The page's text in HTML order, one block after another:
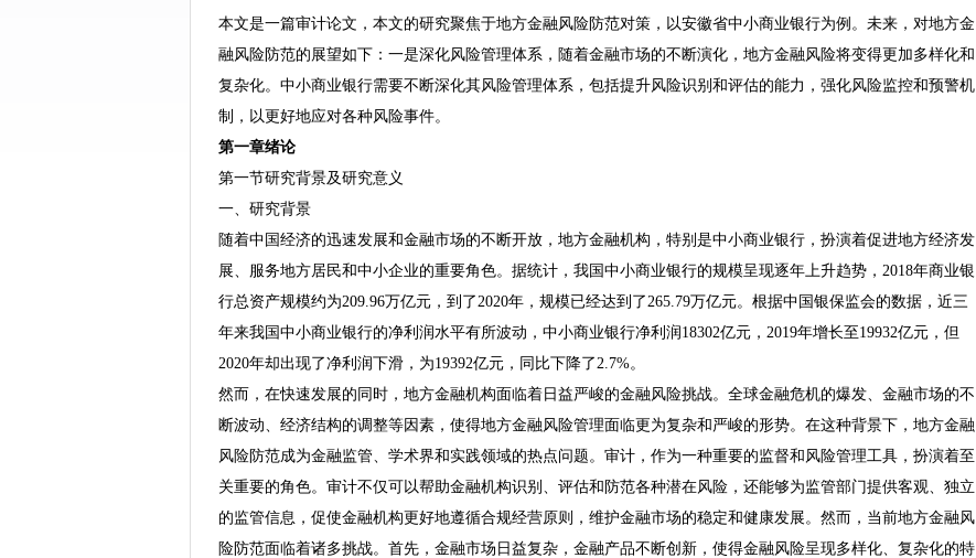
本文是一篇审计论文，本文的研究聚焦于地方金融风险防范对策，以安徽省中小商业银行为例。未来，对地方金
融风险防范的展望如下：一是深化风险管理体系，随着金融市场的不断演化，地方金融风险将变得更加多样化和
复杂化。中小商业银行需要不断深化其风险管理体系，包括提升风险识别和评估的能力，强化风险监控和预警机
制，以更好地应对各种风险事件。
第一章绪论
第一节研究背景及研究意义
一、研究背景
随着中国经济的迅速发展和金融市场的不断开放，地方金融机构，特别是中小商业银行，扮演着促进地方经济发
展、服务地方居民和中小企业的重要角色。据统计，我国中小商业银行的规模呈现逐年上升趋势，2018年商业银
行总资产规模约为209.96万亿元，到了2020年，规模已经达到了265.79万亿元。根据中国银保监会的数据，近三
年来我国中小商业银行的净利润水平有所波动，中小商业银行净利润18302亿元，2019年增长至19932亿元，但
2020年却出现了净利润下滑，为19392亿元，同比下降了2.7%。
然而，在快速发展的同时，地方金融机构面临着日益严峻的金融风险挑战。全球金融危机的爆发、金融市场的不
断波动、经济结构的调整等因素，使得地方金融风险管理面临更为复杂和严峻的形势。在这种背景下，地方金融
风险防范成为金融监管、学术界和实践领域的热点问题。审计，作为一种重要的监督和风险管理工具，扮演着至
关重要的角色。审计不仅可以帮助金融机构识别、评估和防范各种潜在风险，还能够为监管部门提供客观、独立
的监管信息，促使金融机构更好地遵循合规经营原则，维护金融市场的稳定和健康发展。然而，当前地方金融风
险防范面临着诸多挑战。首先，金融市场日益复杂，金融产品不断创新，使得金融风险呈现多样化、复杂化的特